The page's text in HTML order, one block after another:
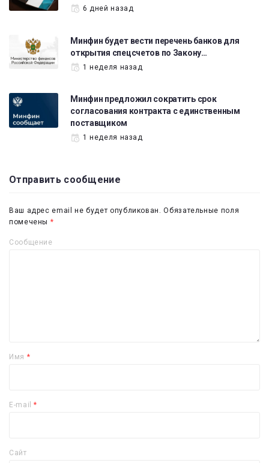
6 дней назад
Минфин будет вести перечень банков для
открытия спецсчетов по Закону…
1 неделя назад
Минфин предложил сократить срок
согласования контракта с единственным
поставщиком
1 неделя назад
Отправить сообщение
Ваш адрес email не будет опубликован. Обязательные поля
помечены *
Сообщение
Имя *
E-mail*
Сайт